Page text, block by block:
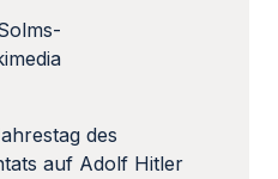
des
auf Adolf Hitler